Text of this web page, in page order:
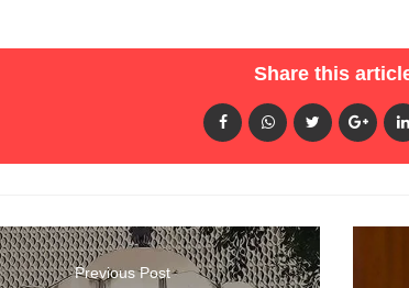
Share this
Previous Post